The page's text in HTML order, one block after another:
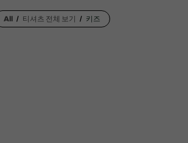
All 티셔츠 전체 보기 키즈